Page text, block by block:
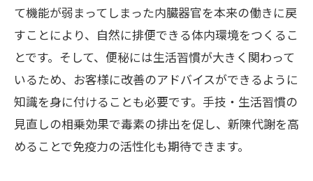
て機能が弱まってしまった内臓器官を本来の働きに戻
すことにより、自然に排便できる体内環境をつくるこ
とです。そして、便秘には生活習慣が大きく関わって
いるため、お客様に改善のアドバイスができるように
知識を身に付けることも必要です。手技・生活習慣の
見直しの相乗効果で毒素の排出を促し、新陳代謝を高
めることで免疫力の活性化も期待できます。